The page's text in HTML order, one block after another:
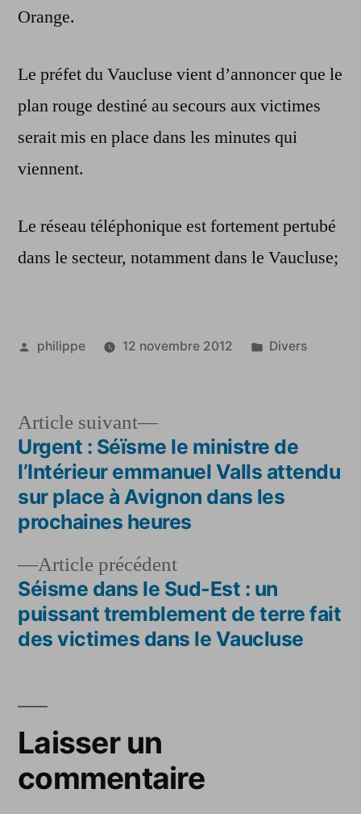
Orange.
Le préfet du Vaucluse vient d’annoncer que le
plan rouge destiné au secours aux victimes
serait mis en place dans les minutes qui
viennent.
Le réseau téléphonique est fortement pertubé
dans le secteur, notamment dans le Vaucluse;
Publié
philippe 12 novembre 2012
Publié
Divers
Navigation
de
l’article
Article précédentArticle
précédent :
Séisme dans le Sud-Est : un
puissant tremblement de terre fait
des victimes dans le Vaucluse
Article suivant
Article
suivant :
Urgent : Séïsme le ministre de
l’Intérieur emmanuel Valls attendu
sur place à Avignon dans les
prochaines heures
Laisser un
commentaire